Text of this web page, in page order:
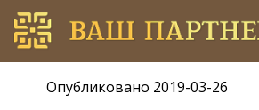
Опубликовано 2019-03-26